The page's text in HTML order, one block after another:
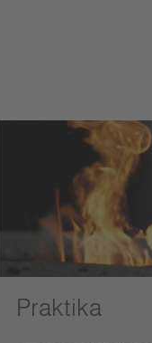
Praktika